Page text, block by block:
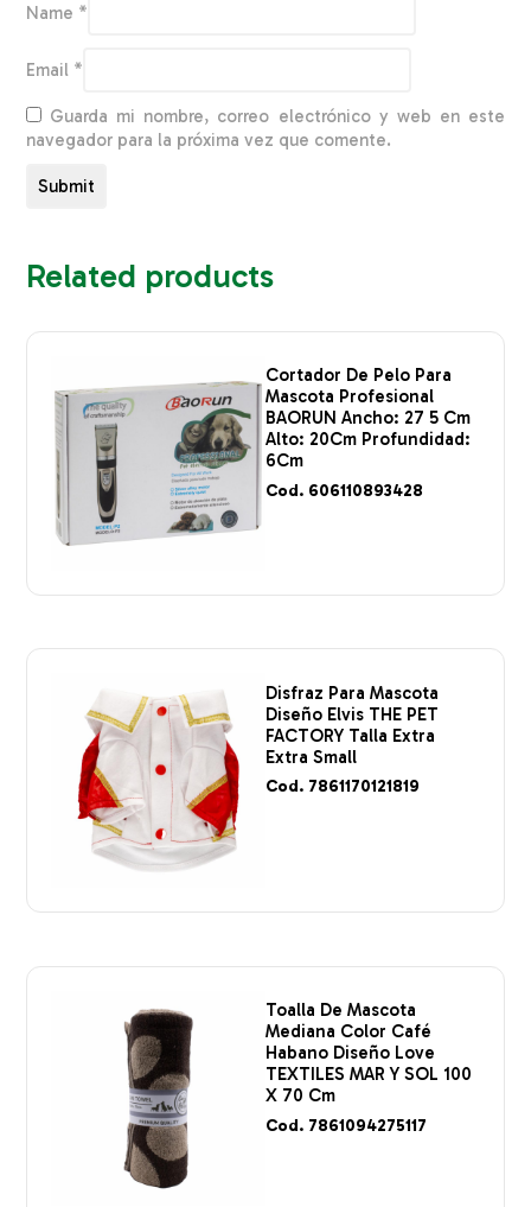
Name *
Email *
Guarda mi nombre, correo electrónico y web en este
navegador para la próxima vez que comente.
Related products
Cortador De Pelo Para
Mascota Profesional
BAORUN Ancho: 27 5 Cm
Alto: 20Cm Profundidad:
6Cm
Cod. 606110893428
Disfraz Para Mascota
Diseño Elvis THE PET
FACTORY Talla Extra
Extra Small
Cod. 7861170121819
Toalla De Mascota
Mediana Color Café
Habano Diseño Love
TEXTILES MAR Y SOL 100
X 70 Cm
Cod. 7861094275117